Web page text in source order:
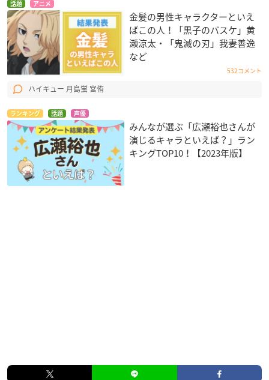
話題 アニメ
金髪の男性キャラクターといえ
ばこの人！「黒子のバスケ」黄
瀬涼太・「鬼滅の刃」我妻善逸
など
532コメント
ハイキュー 月島蛍 宮侑
ランキング 話題 声優
みんなが選ぶ「広瀬裕也さんが
演じるキャラといえば？」ラン
キングTOP10！【2023年版】